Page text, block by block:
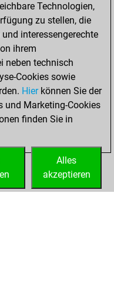
a
2
Fritz
Elo
21,
Technologien,
zu stellen, die
interessengerechte
ihrem
neben technisch
Cookies sowie
Hierkönnen Sie der
und Marketing-Cookies
finden Sie in
Alles
akzeptieren